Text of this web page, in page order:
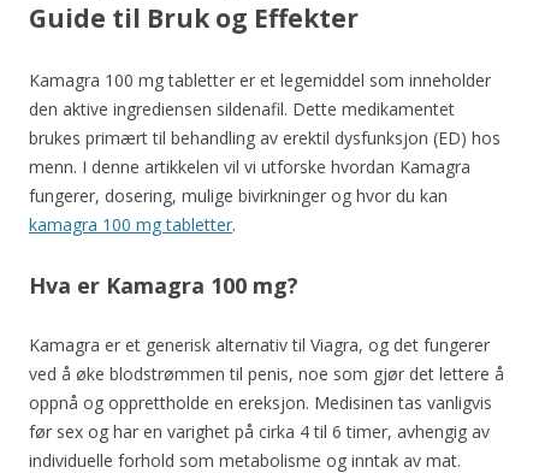
Guide til Bruk og Effekter
Kamagra 100 mg tabletter er et legemiddel som inneholder
den aktive ingrediensen sildenafil. Dette medikamentet
brukes primært til behandling av erektil dysfunksjon (ED) hos
menn. I denne artikkelen vil vi utforske hvordan Kamagra
fungerer, dosering, mulige bivirkninger og hvor du kan
kamagra 100 mg tabletter.
Hva er Kamagra 100 mg?
Kamagra er et generisk alternativ til Viagra, og det fungerer
ved å øke blodstrømmen til penis, noe som gjør det lettere å
oppnå og opprettholde en ereksjon. Medisinen tas vanligvis
før sex og har en varighet på cirka 4 til 6 timer, avhengig av
individuelle forhold som metabolisme og inntak av mat.